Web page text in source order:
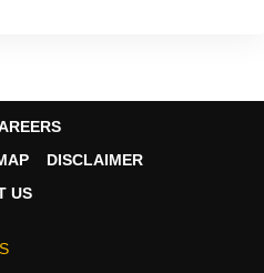
DISCLAIMER
US